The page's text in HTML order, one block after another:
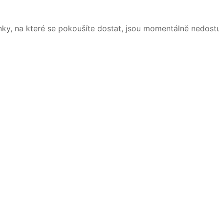
na které se pokoušíte dostat, jsou momentálně